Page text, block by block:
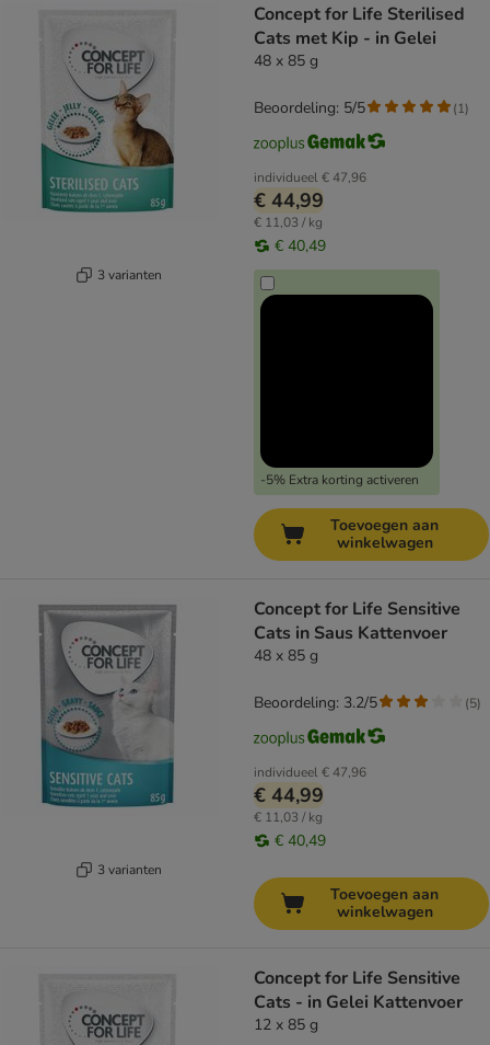
3 varianten
Concept for Life Sterilised
Cats met Kip - in Gelei
48 x 85 g
individueel€ 47,96
€ 44,99
€ 11,03 / kg
€ 40,49
-5% Extra korting activeren
Beoordeling: 5/5 (1)
Toevoegen aan
winkelwagen
3 varianten
Concept for Life Sensitive
Cats in Saus Kattenvoer
48 x 85 g
individueel€ 47,96
€ 44,99
€ 11,03 / kg
€ 40,49
Beoordeling: 3.2/5 (5)
Toevoegen aan
winkelwagen
Concept for Life Sensitive
Cats - in Gelei Kattenvoer
12 x 85 g